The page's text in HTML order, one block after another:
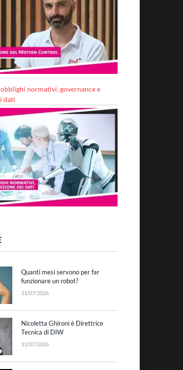
normativi, governance e
dati
Quanti mesi servono per far
funzionare un robot?
31/07/2026
Nicoletta Ghironi è Direttrice
Tecnica di DIW
31/07/2026